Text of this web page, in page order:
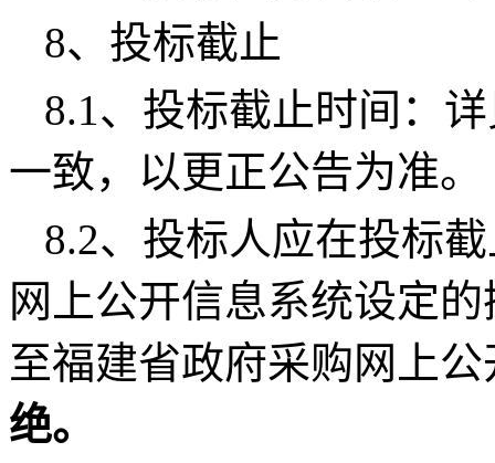
8、投标截止
8.1、投标截止时间：
一致，以更正公告为准。
8.2、投标人应在投标
网上公开信息系统设定
至福建省政府采购网上
绝。